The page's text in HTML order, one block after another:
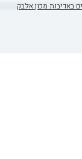
באדיבות מכון אלבק